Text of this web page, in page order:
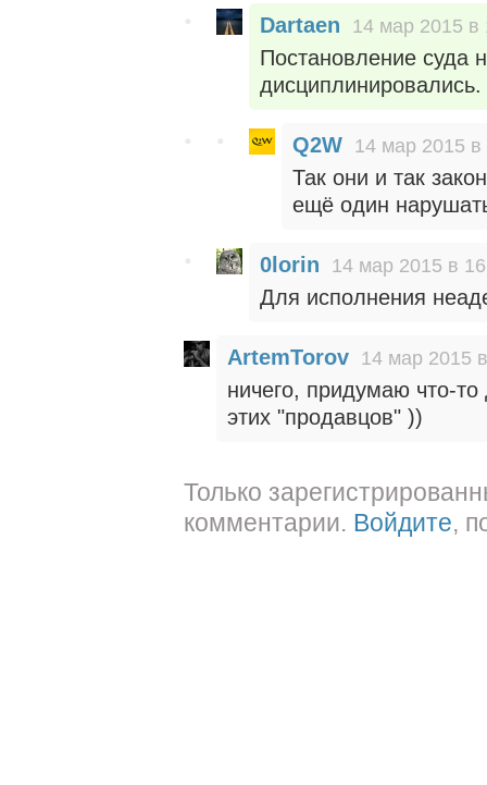
Dartaen 14 мар 2015 в
Постановление суда
дисциплинировались.
Q2W 14 мар 2015 в
Так они и так
ещё один
0lorin 14 мар 2015 в
Для исполнения
ArtemTorov 14 мар 2015
ничего, придумаю что-то
этих "продавцов" ))
Только
комментарии. Войдите,